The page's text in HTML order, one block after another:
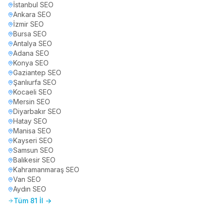
İstanbul SEO
Ankara SEO
İzmir SEO
Bursa SEO
Antalya SEO
Adana SEO
Konya SEO
Gaziantep SEO
Şanlıurfa SEO
Kocaeli SEO
Mersin SEO
Diyarbakır SEO
Hatay SEO
Manisa SEO
Kayseri SEO
Samsun SEO
Balıkesir SEO
Kahramanmaraş SEO
Van SEO
Aydın SEO
Tüm 81 İl →